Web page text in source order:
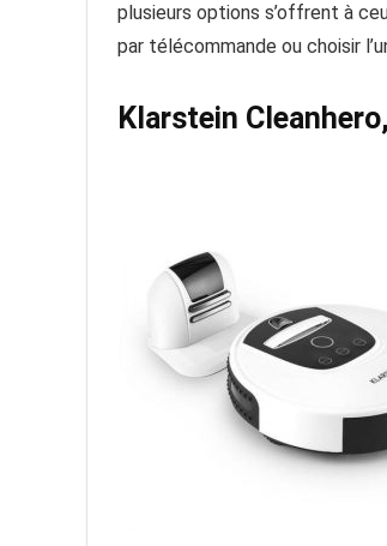
plusieurs options s’offrent à
par télécommande ou choisir
Klarstein